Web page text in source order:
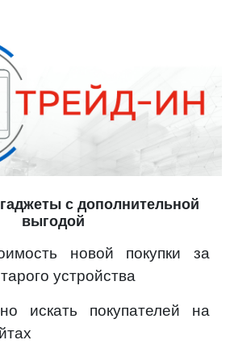
с дополнительной
выгодой
новой покупки за
устройства
искать покупателей на